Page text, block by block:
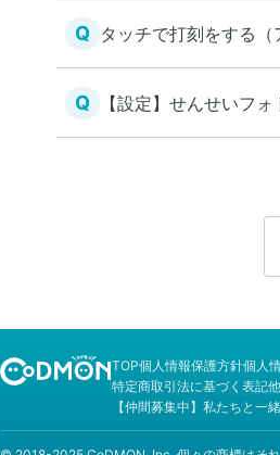
Q タッチで打刻をする（
Q 【設定】せんせいフ
TOP個人情報保護方針個人
特定商取引法に基づく表記
【仲間募集中】私たちと一